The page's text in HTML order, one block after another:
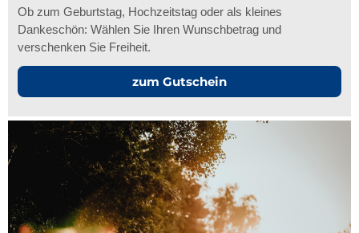
Ob zum Geburtstag, Hochzeitstag oder als kleines
Dankeschön: Wählen Sie Ihren Wunschbetrag und
verschenken Sie Freiheit.
zum Gutschein